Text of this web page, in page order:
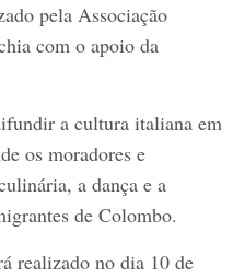
pela Associação
com o apoio da
a cultura italiana em
os moradores e
a dança e a
de Colombo.
realizado no dia 10 de